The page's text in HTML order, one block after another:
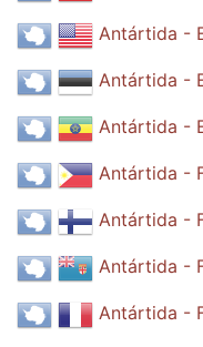
Antártida -
Antártida -
Antártida -
Antártida -
Antártida -
Antártida -
Antártida -